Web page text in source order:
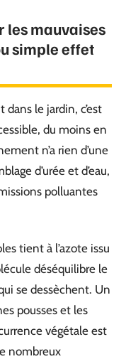
les mauvaises
simple effet
le jardin, c’est
du moins en
n’a rien d’une
d’urée et d’eau,
polluantes
tient à l’azote issu
déséquilibre le
se dessèchent. Un
pousses et les
végétale est
nombreux